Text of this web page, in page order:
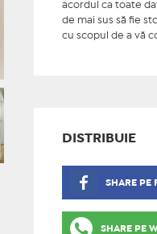
acordul ca toate
de mai sus să fie
cu scopul de a vă
DISTRIBUIE
SHARE PE
SHARE PE